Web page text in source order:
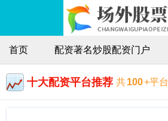
首页 配资著名炒股配资门户
十大配资平台推荐 共100+平台